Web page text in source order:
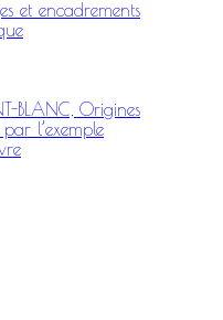
et encadrements
BLANC, Origines
l’exemple